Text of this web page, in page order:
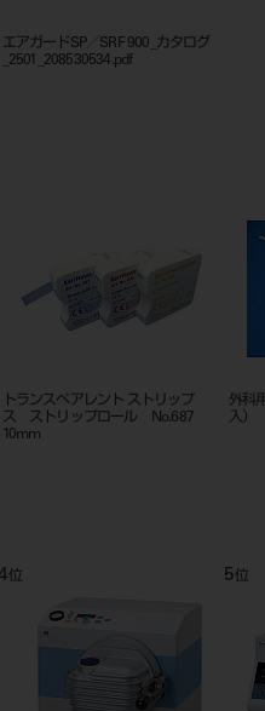
エアガードSP／SRF 900_カタログ
_2501_208530534.pdf
サーモトロール用 リングガイド
φ５０
サー
φ７０
10位 11位